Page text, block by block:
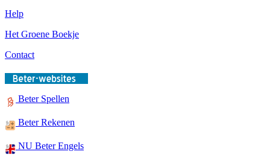
Help
Het Groene Boekje
Contact
Beter Spellen
Beter Rekenen
NU Beter Engels